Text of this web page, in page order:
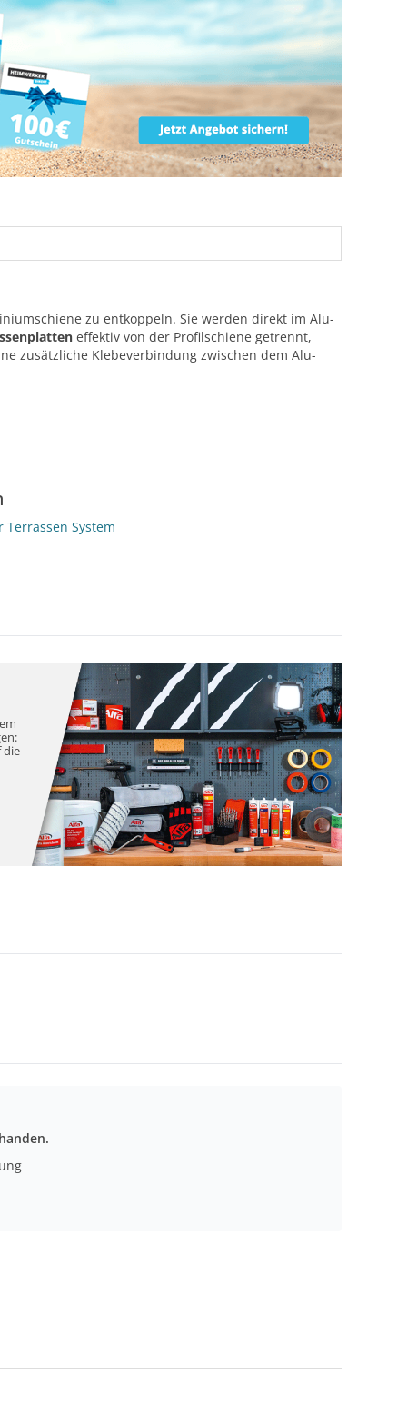
zu entkoppeln. Sie werden direkt im Alu-
effektiv von der Profilschiene getrennt,
zusätzliche Klebeverbindung zwischen dem Alu-
System
die